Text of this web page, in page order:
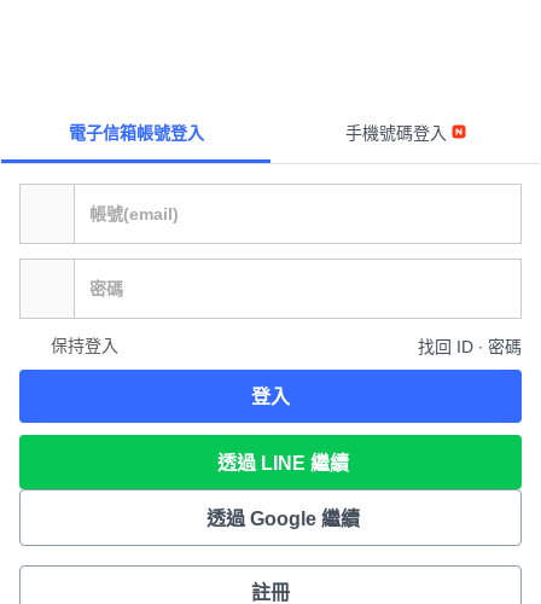
電子信箱帳號登入 手機號碼登入
保持登入 找回 ID ∙ 密碼
登入
透過 LINE 繼續
透過 Google 繼續
註冊